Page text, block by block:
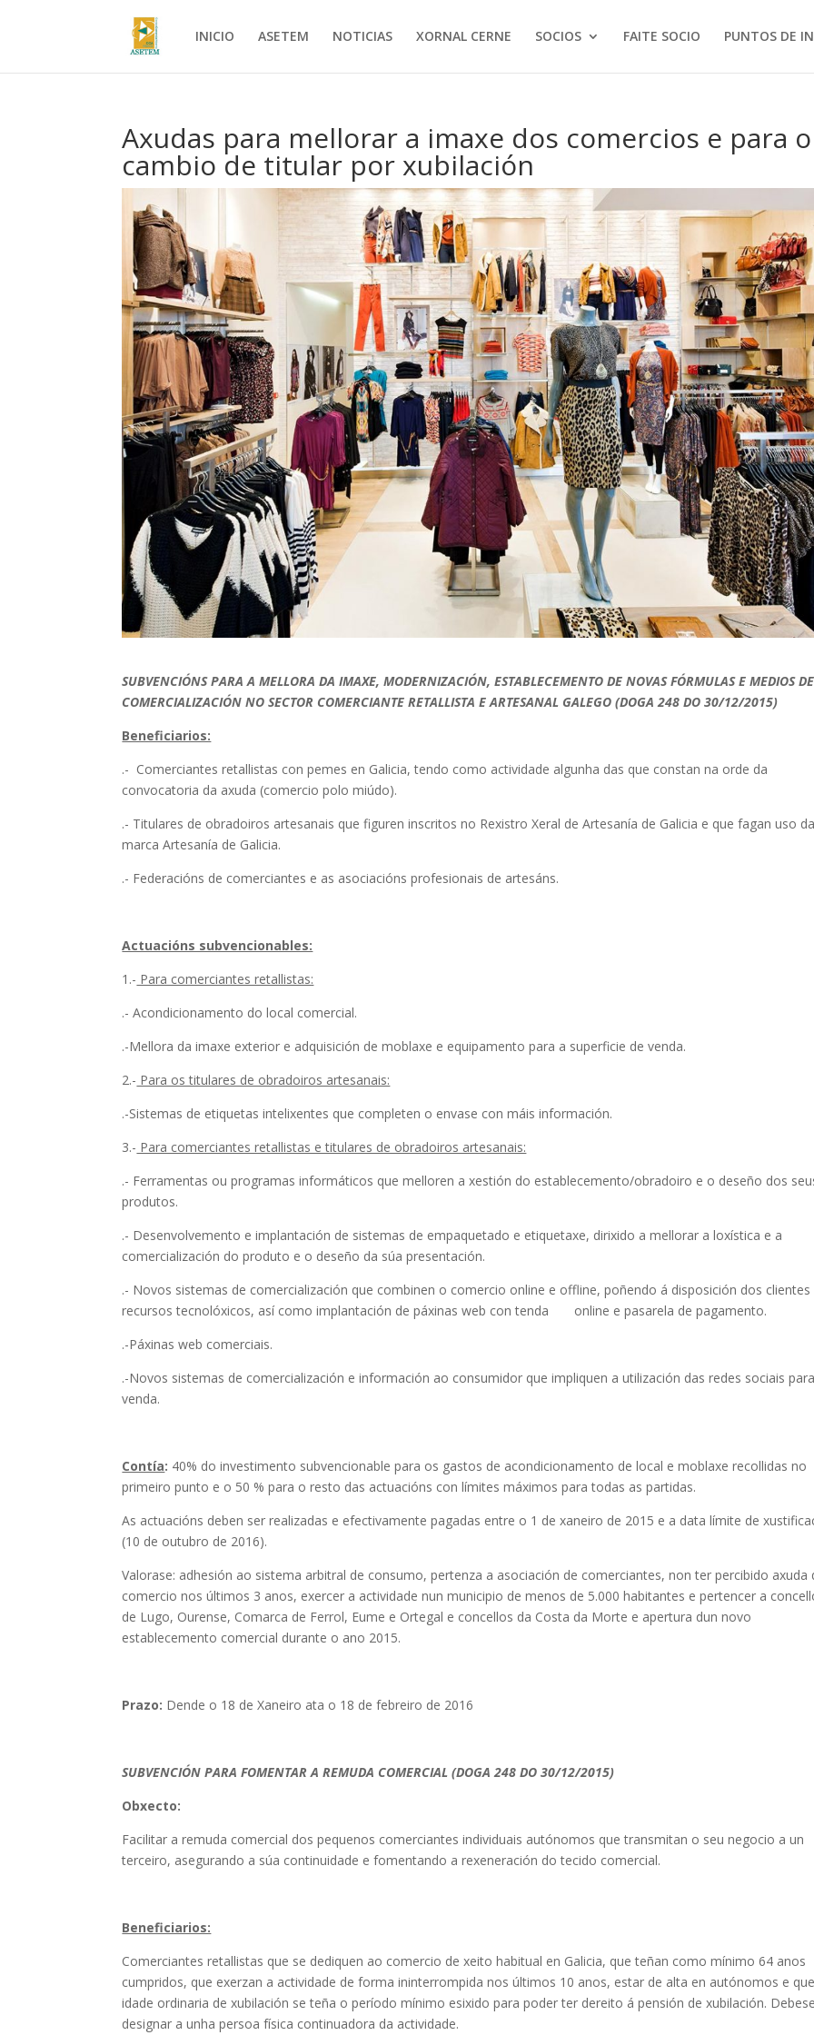
INICIO ASETEM NOTICIAS XORNAL CERNE SOCIOS FAITE SOCIO PUNTOS DE
Axudas para mellorar a imaxe dos comercios e para o
cambio de titular por xubilación
SUBVENCIÓNS PARA A MELLORA DA IMAXE, MODERNIZACIÓN, ESTABLECEMENTO DE NOVAS FÓRMULAS E MEDIOS DE
COMERCIALIZACIÓN NO SECTOR COMERCIANTE RETALLISTA E ARTESANAL GALEGO(DOGA 248 DO 30/12/2015)
Beneficiarios:
.- Comerciantes retallistas con pemes en Galicia, tendo como actividade algunha das que constan na orde da
convocatoria da axuda (comercio polo miúdo).
.- Titulares de obradoiros artesanais que figuren inscritos no Rexistro Xeral de Artesanía de Galicia e que fagan uso da
marca Artesanía de Galicia.
.- Federacións de comerciantes e as asociacións profesionais de artesáns.
Actuacións subvencionables:
1.- Para comerciantes retallistas:
.- Acondicionamento do local comercial.
.-Mellora da imaxe exterior e adquisición de moblaxe e equipamento para a superficie de venda.
2.- Para os titulares de obradoiros artesanais:
.-Sistemas de etiquetas intelixentes que completen o envase con máis información.
3.- Para comerciantes retallistas e titulares de obradoiros artesanais:
.- Ferramentas ou programas informáticos que melloren a xestión do establecemento/obradoiro e o deseño dos
produtos.
.- Desenvolvemento e implantación de sistemas de empaquetado e etiquetaxe, dirixido a mellorar a loxística e a
comercialización do produto e o deseño da súa presentación.
.- Novos sistemas de comercialización que combinen o comercio online e offline, poñendo á disposición dos clientes
recursos tecnolóxicos, así como implantación de páxinas web con tenda online e pasarela de pagamento.
.-Páxinas web comerciais.
.-Novos sistemas de comercialización e información ao consumidor que impliquen a utilización das redes sociais
venda.
Contía: 40% do investimento subvencionable para os gastos de acondicionamento de local e moblaxe recollidas no
primeiro punto e o 50 % para o resto das actuacións con límites máximos para todas as partidas.
As actuacións deben ser realizadas e efectivamente pagadas entre o 1 de xaneiro de 2015 e a data límite de
(10 de outubro de 2016).
Valorase: adhesión ao sistema arbitral de consumo, pertenza a asociación de comerciantes, non ter percibido axuda
comercio nos últimos 3 anos, exercer a actividade nun municipio de menos de 5.000 habitantes e pertencer a
de Lugo, Ourense, Comarca de Ferrol, Eume e Ortegal e concellos da Costa da Morte e apertura dun novo
establecemento comercial durante o ano 2015.
Prazo: Dende o 18 de Xaneiro ata o 18 de febreiro de 2016
SUBVENCIÓN PARA FOMENTAR A REMUDA COMERCIAL(DOGA 248 DO 30/12/2015)
Obxecto:
Facilitar a remuda comercial dos pequenos comerciantes individuais autónomos que transmitan o seu negocio a un
terceiro, asegurando a súa continuidade e fomentando a rexeneración do tecido comercial.
Beneficiarios:
Comerciantes retallistas que se dediquen ao comercio de xeito habitual en Galicia, que teñan como mínimo 64 anos
cumpridos, que exerzan a actividade de forma ininterrompida nos últimos 10 anos, estar de alta en autónomos e
idade ordinaria de xubilación se teña o período mínimo esixido para poder ter dereito á pensión de xubilación. Debese
designar a unha persoa física continuadora da actividade.